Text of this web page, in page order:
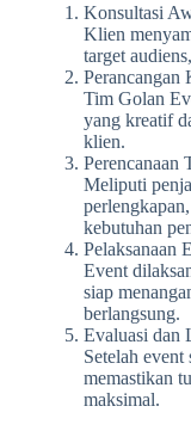
Konsultasi
Klien
target
Perancangan
Tim Golan
yang kreatif
klien.
Perencanaan
Meliputi
kebutuhan
Pelaksanaan
Event
siap
berlangsung.
Evaluasi dan
Setelah
memastikan
maksimal.